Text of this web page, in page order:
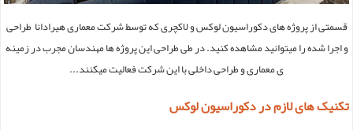
قسمتی از پروژه های دکوراسیون لوکس و لاکچری که توسط شرکت معماری هیرادانا طراحی
و اجرا شده را میتوانید مشاهده کنید.در طی طراحی این پروژه ها مهندسان مجرب در زمینه
ی معماری و طراحی داخلی با این شرکت فعالیت میکنند...
تکنیک های لازم در دکوراسیون لوکس